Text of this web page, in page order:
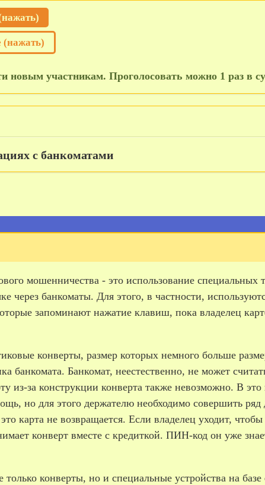
(нажать)
новым участникам. Проголосовать можно 1 раз в
с банкоматами
мошенничества - это использование специальных
через банкоматы. Для этого, в частности,
запоминают нажатие клавиш, пока владелец
конверты, размер которых немного больше
банкомата. Банкомат, неестественно, не может
из­-за конструкции конверта также невозможно. В это
но для этого держателю необходимо совершить ряд
карта не возвращается. Если владелец уходит, чтобы
конверт вместе с кредиткой. ПИН­-код он уже
конверты, но и специальные устройства на